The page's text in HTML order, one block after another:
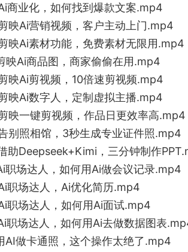
商业化，如何找到爆款文案.mp4
映Ai营销视频，客户主动上门.mp4
映Ai素材功能，免费素材无限用.mp4
映Ai商品图，商家偷偷在用.mp4
映Ai剪视频，10倍速剪视频.mp4
映Ai数字人，定制虚拟主播.mp4
映一键剪视频，作品日更效率高.mp4
别照相馆，3秒生成专业证件照.mp4
助Deepseek+Kimi，三分钟制作
职场达人，如何用Ai做会议记录.mp4
职场达人，Ai优化简历.mp4
职场达人，如何用Ai面试.mp4
职场达人，如何用Ai去做数据图表
AI做卡通照，这个操作太绝了.mp4